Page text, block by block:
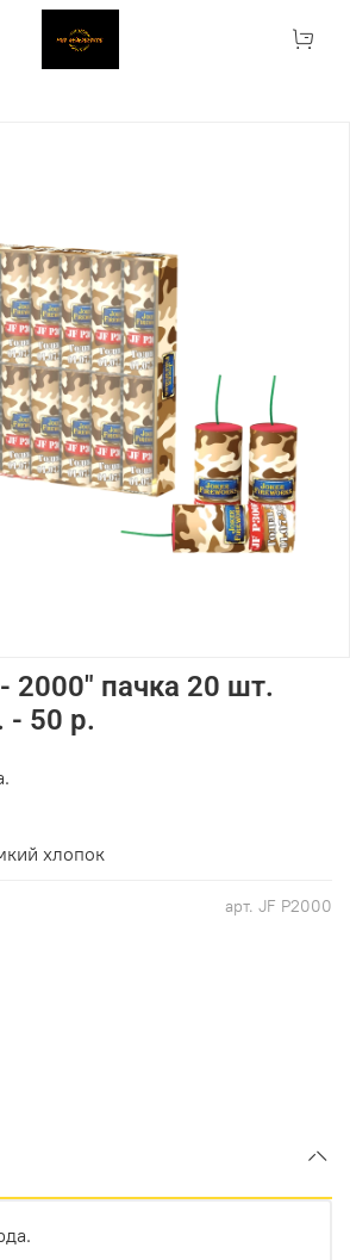
арт. JF P2000
2000" пачка 20 шт.
- 50 р.
хлопок